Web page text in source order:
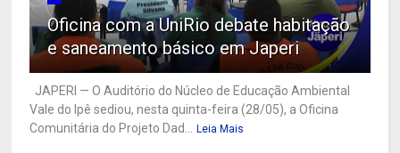
Oficina com a UniRio debate habitação
e saneamento básico em Japeri
JAPERI — O Auditório do Núcleo de Educação Ambiental
Vale do Ipê sediou, nesta quinta-feira (28/05), a Oficina
Comunitária do Projeto Dad...
Leia Mais